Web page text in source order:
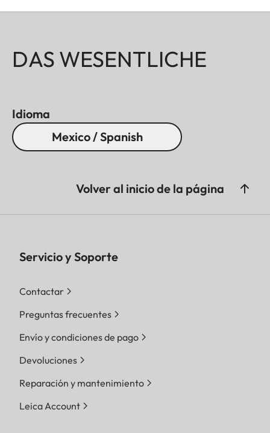
DAS WESENTLICHE
Idioma
Mexico / Spanish
Volver al inicio de la página
Servicio y Soporte
Contactar
Preguntas frecuentes
Envío y condiciones de pago
Devoluciones
Reparación y mantenimiento
Leica Account